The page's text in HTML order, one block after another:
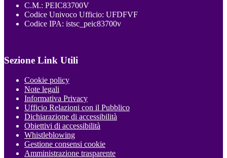
C.M.: PEIC83700V
Codice Univoco Ufficio: UFDFVF
Codice IPA: istsc_peic83700v
Sezione Link Utili
Cookie policy
Note legali
Informativa Privacy
Ufficio Relazioni con il Pubblico
Dichiarazione di accessibilità
Obiettivi di accessibilità
Whistleblowing
Gestione consensi cookie
Amministrazione trasparente